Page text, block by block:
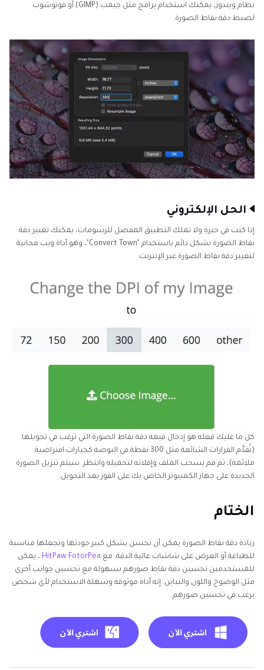
نظام ويندوز، يمكنك استخدام برامج مثل جيمب (GIMP) أو فوتوشوب
لضبط دقة نقاط الصورة.
الحل الإلكتروني
إذا كنت في حيرة ولا تملك التطبيق المفضل للرسومات، يمكنك تغيير دقة
نقاط الصورة بشكل دائم باستخدام "Convert Town"، وهو أداة ويب مجانية
لتغيير دقة نقاط الصورة عبر الإنترنت.
كل ما عليك فعله هو إدخال قيمة دقة نقاط الصورة التي ترغب في تحويلها
(تُقدَّم القرارات الشائعة مثل 300 نقطة في البوصة كخيارات افتراضية
ملائمة)، ثم قم بسحب الملف وإفلاته لتحميله وانتظر. سيتم تنزيل الصورة
الجديدة على جهاز الكمبيوتر الخاص بك على الفور بعد التحويل.
الختام
زيادة دقة نقاط الصورة يمكن أن تحسن بشكل كبير جودتها وتجعلها مناسبة
للطباعة أو العرض على شاشات عالية الدقة. مع HitPaw FotorPea ، يمكن
للمستخدمين تحسين دقة نقاط صورهم بسهولة مع تحسين جوانب أخرى
مثل الوضوح واللون والتباين. إنه أداة موثوقة وسهلة الاستخدام لأي شخص
يرغب في تحسين صورهم.